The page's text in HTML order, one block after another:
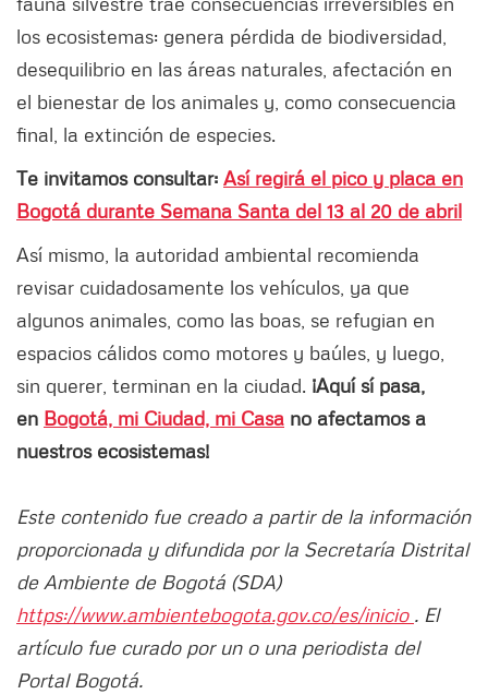
los ecosistemas: genera pérdida de biodiversidad,
desequilibrio en las áreas naturales, afectación en
el bienestar de los animales y, como consecuencia
final, la extinción de especies.
Te invitamos consultar: Así regirá el pico y placa en
Bogotá durante Semana Santa del 13 al 20 de abril
Así mismo, la autoridad ambiental recomienda
revisar cuidadosamente los vehículos, ya que
algunos animales, como las boas, se refugian en
espacios cálidos como motores y baúles, y luego,
sin querer, terminan en la ciudad. ¡Aquí sí pasa,
en Bogotá, mi Ciudad, mi Casa no afectamos a
nuestros ecosistemas!
Este contenido fue creado a partir de la información
proporcionada y difundida por la Secretaría Distrital
de Ambiente de Bogotá (SDA)
https://www.ambientebogota.gov.co/es/inicio . El
artículo fue curado por un o una periodista del
Portal Bogotá.